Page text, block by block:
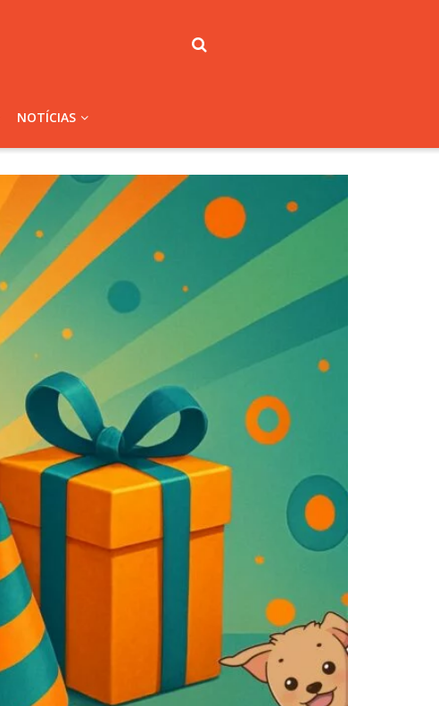
NOTÍCIAS